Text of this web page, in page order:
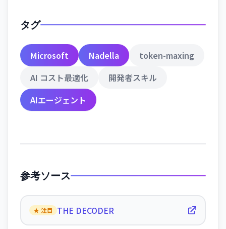
タグ
Microsoft Nadella
token-maxing
AI コスト最適化
開発者スキル
AIエージェント
参考ソース
★ 注目 THE DECODER